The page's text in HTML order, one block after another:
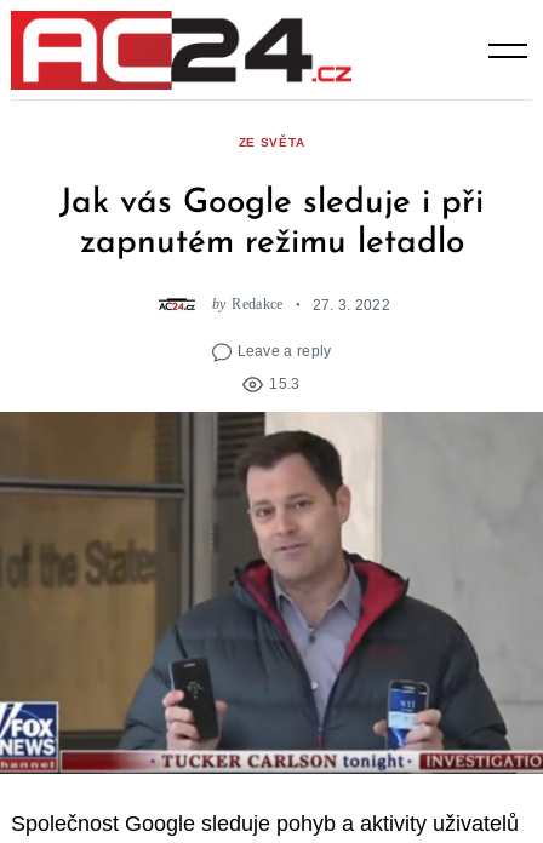
Skip
content
ZE SVĚTA
Jak vás Google sleduje i při
zapnutém režimu letadlo
by Redakce 27. 3. 2022
Leave a reply
15.3
Společnost Google sleduje pohyb a aktivity uživatelů